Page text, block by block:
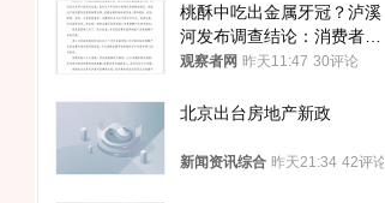
桃酥中吃出金属牙冠？泸溪
河发布调查结论：消费者已
澄清，所发视频情况不属实
观察者网 昨天11:47 30评论
北京出台房地产新政
新闻资讯综合 昨天21:34 42评论